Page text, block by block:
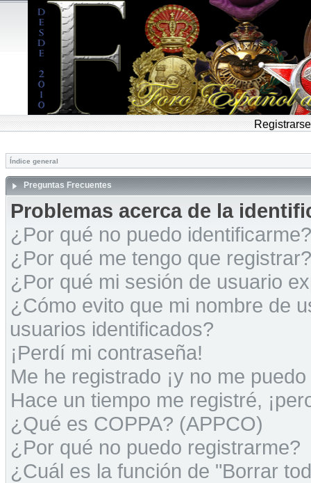
Registrarse
Índice general
Preguntas Frecuentes
Problemas acerca de la
¿Por qué no puedo identificarme?
¿Por qué me tengo que registrar?
¿Por qué mi sesión de usuario
¿Cómo evito que mi nombre de
usuarios identificados?
¡Perdí mi contraseña!
Me he registrado ¡y no me
Hace un tiempo me registré,
¿Qué es COPPA? (APPCO)
¿Por qué no puedo registrarme?
¿Cuál es la función de "Borrar